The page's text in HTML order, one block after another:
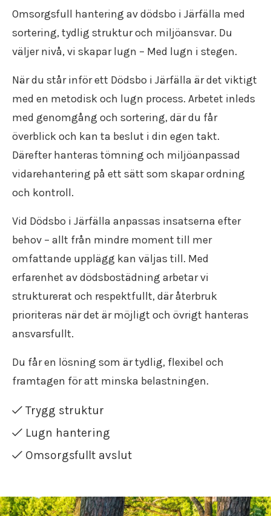
Flyttfirma Strängnäs
Flyttfirma Valdemarsvik
Flyttfirma Västervik
Flyttfirma Jönköping
Flyttfirma Askersund
Flyttfirma Boxholm
Flyttfirma Degerfors
Flyttfirma Enköping
Flyttfirma Europa
Flyttfirma Finland
Flyttfirma Fjugesta
Flyttfirma Flen
Flyttfirma Gustavsberg
Flyttfirma Göteborg Stockholm
Flyttfirma Hallsberg
Flyttfirma Haninge
Flyttfirma Järna
Flyttfirma Kinda
Flyttfirma Kumla
Flyttfirma Köpenhamn
Flyttfirma Långflytt
Flyttstädning Söderköping
Flyttstädning Gnesta
Flyttstädning Flen
Flyttstädning Järna
Flyttstädning Kungsör
Flyttstädning Nykvarn
Flyttstädning Torshälla
Flyttstädning Kolmården
Flyttstädning Åtvidaberg
Flyttstädning Valdemarsvik
Flyttstädning Vadstena
Flyttstädning Östergötland
Flyttstädning Södermanland
Återvinning
Återbruk
Flyttkartonger
Kontorsstädning
Slutstädning
Städfirma
Trafiktillstånd
Kollektivavtal
Användarvillkor
Nyheter
Omsorgsfull hantering av dödsbo i Järfälla med
sortering, tydlig struktur och miljöansvar. Du
väljer nivå, vi skapar lugn – Med lugn i stegen.
När du står inför ett Dödsbo i Järfälla är det viktigt
med en metodisk och lugn process. Arbetet inleds
med genomgång och sortering, där du får
överblick och kan ta beslut i din egen takt.
Därefter hanteras tömning och miljöanpassad
vidarehantering på ett sätt som skapar ordning
och kontroll.
Vid Dödsbo i Järfälla anpassas insatserna efter
behov – allt från mindre moment till mer
omfattande upplägg kan väljas till. Med
erfarenhet av dödsbostädning arbetar vi
strukturerat och respektfullt, där återbruk
prioriteras när det är möjligt och övrigt hanteras
ansvarsfullt.
Du får en lösning som är tydlig, flexibel och
framtagen för att minska belastningen.
Trygg struktur
Lugn hantering
Omsorgsfullt avslut